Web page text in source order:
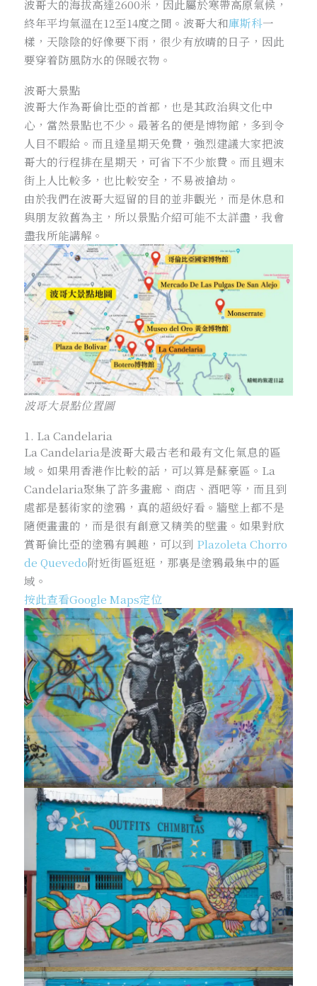
波哥大的海拔高達2600米，因此屬於寒帶高原氣候，
終年平均氣溫在12至14度之間。波哥大和庫斯科一
樣，天陰陰的好像要下雨，很少有放晴的日子，因此
要穿着防風防水的保暖衣物。
波哥大景點
波哥大作為哥倫比亞的首都，也是其政治與文化中
心，當然景點也不少。最著名的便是博物館，多到令
人目不暇給。而且逢星期天免費，強烈建議大家把波
哥大的行程排在星期天，可省下不少旅費。而且週末
街上人比較多，也比較安全，不易被搶劫。
由於我們在波哥大逗留的目的並非觀光，而是休息和
與朋友敘舊為主，所以景點介紹可能不太詳盡，我會
盡我所能講解。
波哥大景點位置圖
1. La Candelaria
La Candelaria是波哥大最古老和最有文化氣息的區
域。如果用香港作比較的話，可以算是蘇豪區。La
Candelaria聚集了許多畫廊、商店、酒吧等，而且到
處都是藝術家的塗鴉，真的超級好看。牆壁上都不是
隨便畫畫的，而是很有創意又精美的壁畫。如果對欣
賞哥倫比亞的塗鴉有興趣，可以到 Plazoleta Chorro
de Quevedo附近街區逛逛，那裏是塗鴉最集中的區
域。
按此查看Google Maps定位